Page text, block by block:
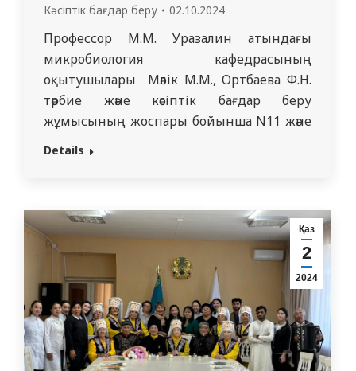
Кәсіптік бағдар беру 02.10.2024
Профессор М.М. Уразалин атындағы
микробиология кафедрасының
оқытушылары Мәлік М.М., Ортбаева Ф.Н.
тәрбие және кәсіптік бағдар беру
жұмысының жоспары бойынша N11 және
N42 жалпы білім беретін орта
ұйымдастырылып, онда оқушылар біздің
СМУ КеАҚ-пен жақынырақ танысты.
Студенттер қандай мамандықтар
бойынша білім алып жатқаны…
Details
Қаз
2
2024